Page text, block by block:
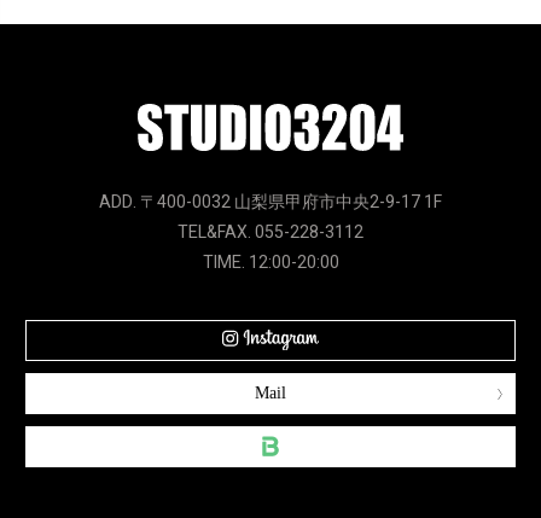
ADD. 〒400-0032 山梨県甲府市中央2-9-17 1F
TEL&FAX. 055-228-3112
TIME. 12:00-20:00
Mail